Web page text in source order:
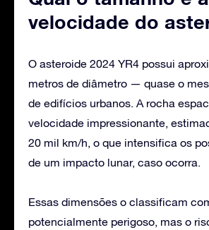
velocidade do
O asteroide 2024 YR4 possui
metros de diâmetro — quase o
de edifícios urbanos. A rocha
velocidade impressionante,
20 mil km/h, o que intensifica os
de um impacto lunar, caso ocorra.
Essas dimensões o classificam
potencialmente perigoso, mas o